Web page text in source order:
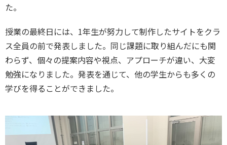
た。
授業の最終日には、1年生が努力して制作したサイトをクラ
ス全員の前で発表しました。同じ課題に取り組んだにも関
わらず、個々の提案内容や視点、アプローチが違い、大変
勉強になりました。発表を通じて、他の学生からも多くの
学びを得ることができました。